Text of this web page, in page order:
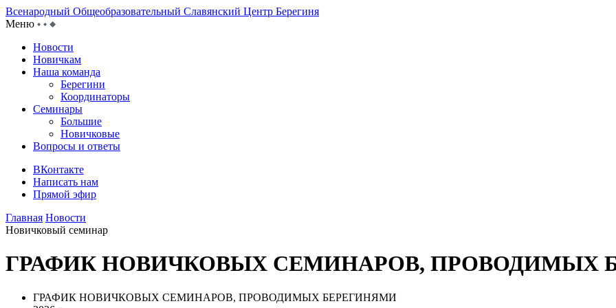
Всенародный Общеобразовательный Славянский Центр Берегиня
Меню
Новости
Новичкам
Наша команда
Берегини
Координаторы
Семинары
Большие
Новичковые
Вопросы и ответы
ВКонтакте
Написать нам
Прямой эфир
Главная Новости
Новичковый семинар
ГРАФИК НОВИЧКОВЫХ СЕМИНАРОВ, ПРОВОДИМЫХ
ГРАФИК НОВИЧКОВЫХ СЕМИНАРОВ, ПРОВОДИМЫХ БЕРЕГИНЯМИ